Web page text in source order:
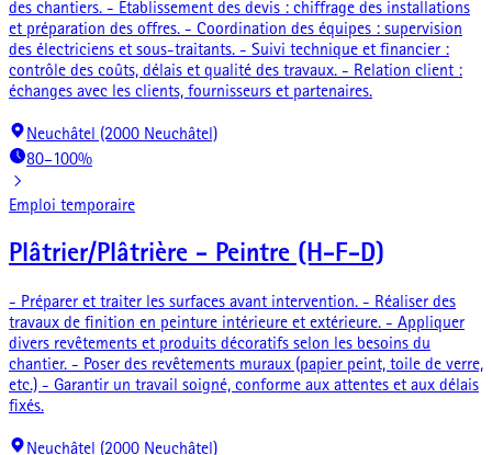
des chantiers. - Établissement des devis : chiffrage des installations
et préparation des offres. - Coordination des équipes : supervision
des électriciens et sous-traitants. - Suivi technique et financier :
contrôle des coûts, délais et qualité des travaux. - Relation client :
échanges avec les clients, fournisseurs et partenaires.
Neuchâtel (2000 Neuchâtel)
80–100%
Emploi temporaire
Plâtrier/Plâtrière - Peintre (H-F-D)
- Préparer et traiter les surfaces avant intervention. - Réaliser des
travaux de finition en peinture intérieure et extérieure. - Appliquer
divers revêtements et produits décoratifs selon les besoins du
chantier. - Poser des revêtements muraux (papier peint, toile de verre,
etc.) - Garantir un travail soigné, conforme aux attentes et aux délais
fixés.
Neuchâtel (2000 Neuchâtel)